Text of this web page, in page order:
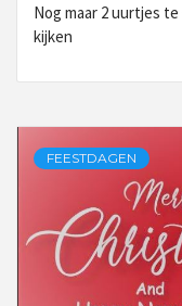
Nog maar 2 uurtjes
kijken
FEESTDAGEN